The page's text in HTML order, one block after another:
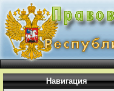
Навигация